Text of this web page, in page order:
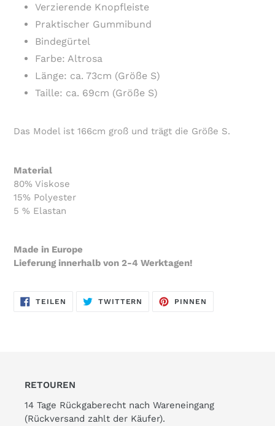
Verzierende Knopfleiste
Praktischer Gummibund
Bindegürtel
Farbe: Altrosa
Länge: ca. 73cm (Größe S)
Taille: ca. 69cm (Größe S)
Das Model ist 166cm groß und trägt die Größe S.
Material
80% Viskose
15% Polyester
5 % Elastan
Made in Europe
Lieferung innerhalb von 2-4 Werktagen!
TEILEN
FACEBOOK
TWITTERN
TWITTER
PINNEN
RETOUREN
14 Tage Rückgaberecht nach Wareneingang
(Rückversand zahlt der Käufer).